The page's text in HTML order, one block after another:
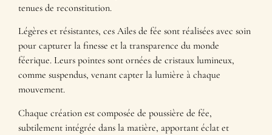
tenues de reconstitution.
Légères et résistantes, ces Ailes de fée sont réalisées avec soin
pour capturer la finesse et la transparence du monde
féerique. Leurs pointes sont ornées de cristaux lumineux,
comme suspendus, venant capter la lumière à chaque
mouvement.
Chaque création est composée de poussière de fée,
subtilement intégrée dans la matière, apportant éclat et